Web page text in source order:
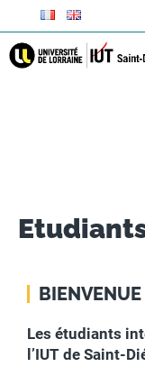
Les étudiants
l’IUT de Saint-